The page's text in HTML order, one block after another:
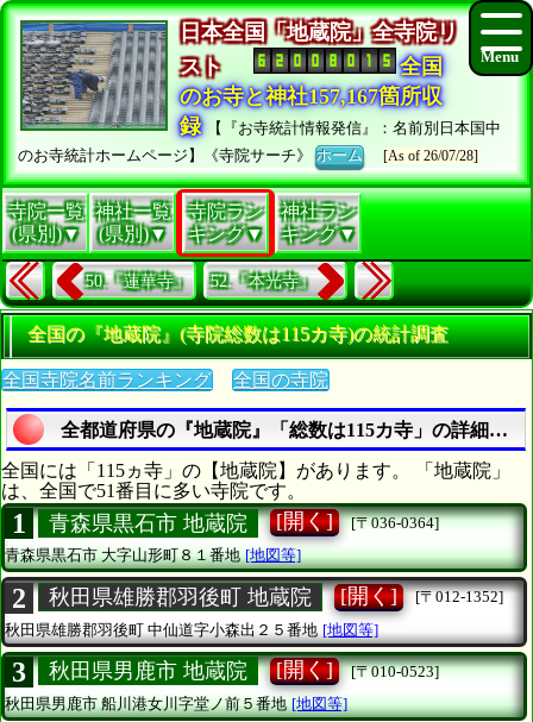
日本全国「地蔵院」全寺院リ
スト
全国
のお寺と神社157,167箇所収
録
【『お寺統計情報発信』：名前別日本国中
のお寺統計ホームページ】《寺院サーチ》ホーム [As of 26/07/28]
寺院一覧
(県別)▼
神社一覧
(県別)▼
寺院ラン
キング▼
神社ラン
キング▼
50.『蓮華寺』 52.『本光寺』
全国の『地蔵院』(寺院総数は115カ寺)の統計調査
全国寺院名前ランキング 全国の寺院
全都道府県の『地蔵院』「総数は115カ寺」の詳細リス
全国には「115ヵ寺」の【地蔵院】があります。 「地蔵院」
は、全国で51番目に多い寺院です。
1 青森県黒石市 地蔵院 [開く]
[〒036-0364]
青森県黒石市大字山形町８１番地 [地図等]
2 秋田県雄勝郡羽後町 地蔵院 [開く]
[〒012-1352]
秋田県雄勝郡羽後町 中仙道字小森出２５番地 [地図等]
3 秋田県男鹿市 地蔵院 [開く]
[〒010-0523]
秋田県男鹿市船川港女川字堂ノ前５番地 [地図等]